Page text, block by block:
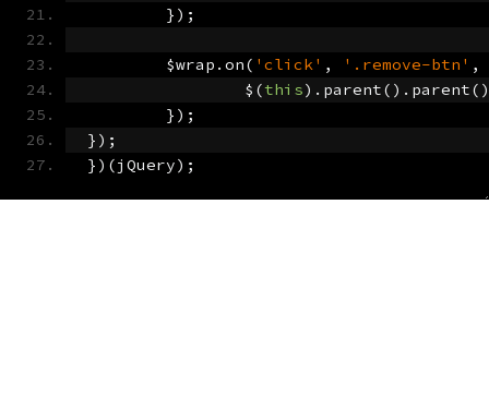
});
	$wrap
. on( 'click' , '.remove-btn' ,
		$
(this). parent(). parent
});
});
})(jQuery);